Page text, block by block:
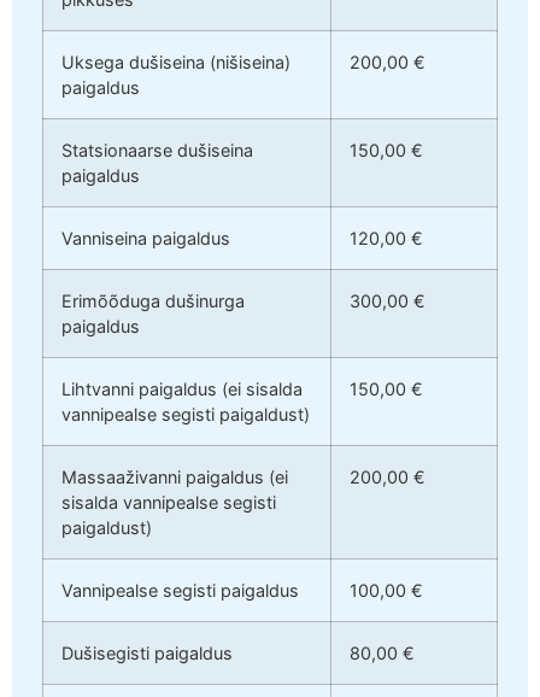
Uksega dušiseina (nišiseina)
paigaldus
200,00 €
Statsionaarse dušiseina
paigaldus
150,00 €
Vanniseina paigaldus 120,00 €
Erimõõduga dušinurga
paigaldus
300,00 €
Lihtvanni paigaldus (ei sisalda
vannipealse segisti paigaldust)
150,00 €
Massaaživanni paigaldus (ei
sisalda vannipealse segisti
paigaldust)
200,00 €
Vannipealse segisti paigaldus 100,00 €
Dušisegisti paigaldus 80,00 €